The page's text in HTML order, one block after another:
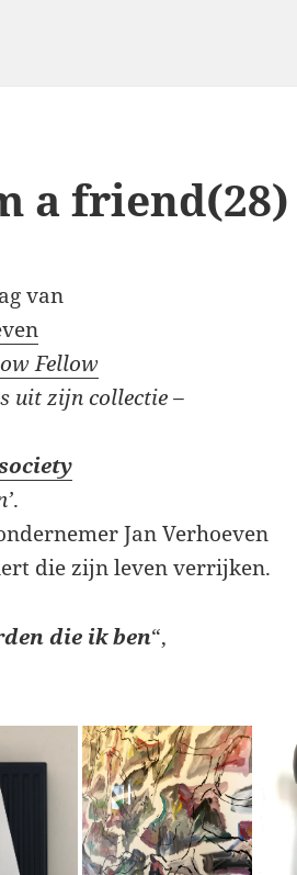
a friend(28)
van
Fellow
uit zijn collectie –
.
Jan Verhoeven
die zijn leven verrijken.
die ik ben“,